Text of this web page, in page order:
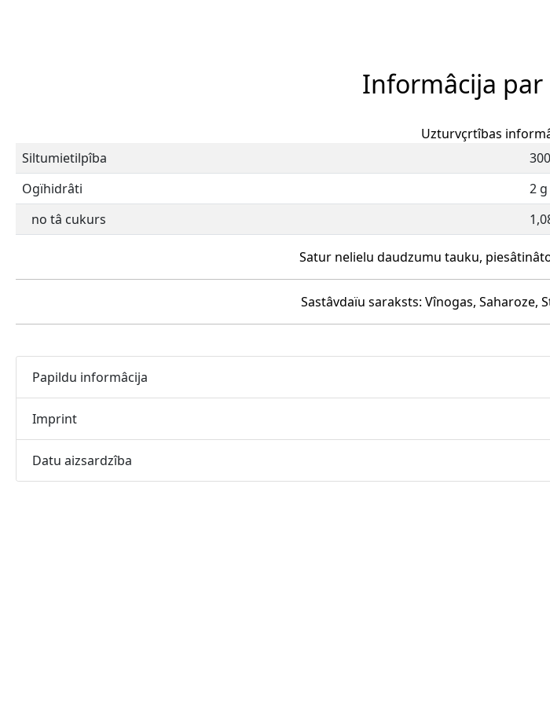
Informâcija
Uzturvçrtîbas
Siltumietilpîba
Ogïhidrâti
2 g
no tâ cukurs
Satur nelielu daudzumu tauku,
Sastâvdaïu saraksts: Vînogas, Saharoze,
Papildu informâcija
Imprint
Datu aizsardzîba